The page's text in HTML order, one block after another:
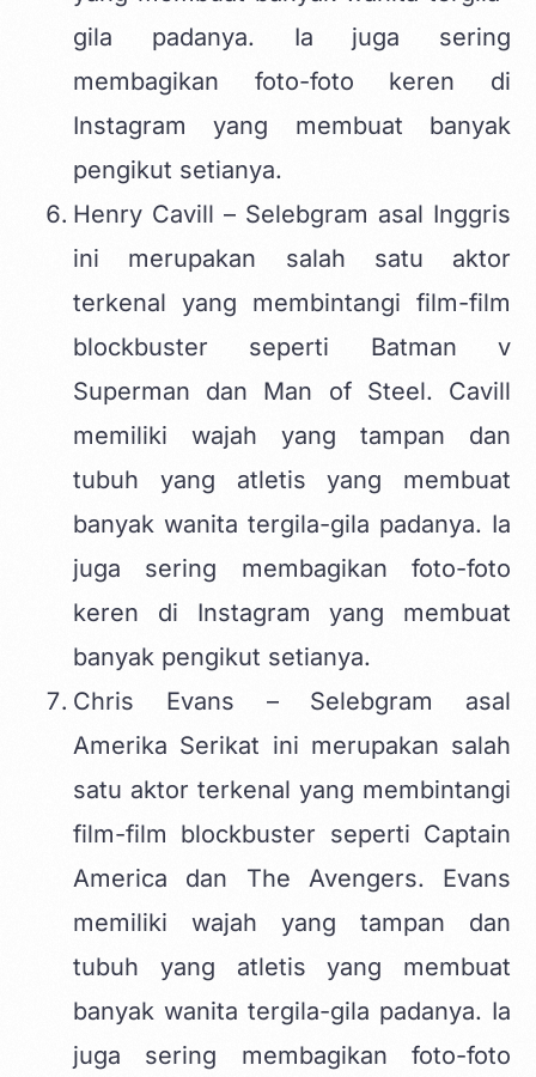
gila padanya. Ia juga sering
membagikan foto-foto keren di
Instagram yang membuat banyak
pengikut setianya.
Henry Cavill – Selebgram asal Inggris
ini merupakan salah satu aktor
terkenal yang membintangi film-film
blockbuster seperti Batman v
Superman dan Man of Steel. Cavill
memiliki wajah yang tampan dan
tubuh yang atletis yang membuat
banyak wanita tergila-gila padanya. Ia
juga sering membagikan foto-foto
keren di Instagram yang membuat
banyak pengikut setianya.
Chris Evans – Selebgram asal
Amerika Serikat ini merupakan salah
satu aktor terkenal yang membintangi
film-film blockbuster seperti Captain
America dan The Avengers. Evans
memiliki wajah yang tampan dan
tubuh yang atletis yang membuat
banyak wanita tergila-gila padanya. Ia
juga sering membagikan foto-foto